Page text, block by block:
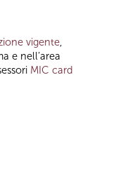
vigente,
e nell’area
MIC card